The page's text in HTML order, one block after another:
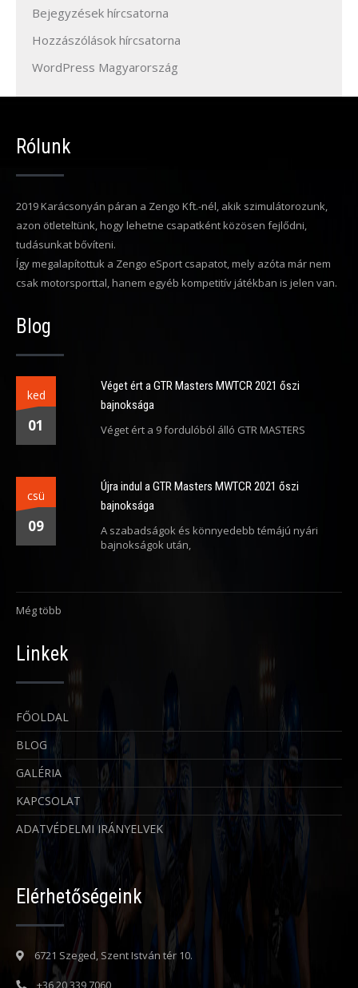
Bejegyzések hírcsatorna
Hozzászólások hírcsatorna
WordPress Magyarország
Rólunk
2019 Karácsonyán páran a Zengo Kft.-nél, akik szimulátorozunk,
azon ötleteltünk, hogy lehetne csapatként közösen fejlődni,
tudásunkat bővíteni.
Így megalapítottuk a Zengo eSport csapatot, mely azóta már nem
csak motorsporttal, hanem egyéb kompetitív játékban is jelen van.
Blog
ked
01
Véget ért a GTR Masters MWTCR 2021 őszi
bajnoksága
Véget ért a 9 fordulóból álló GTR MASTERS
csü
09
Újra indul a GTR Masters MWTCR 2021 őszi
bajnoksága
A szabadságok és könnyedebb témájú nyári
bajnokságok után,
Még több
Linkek
FŐOLDAL
BLOG
GALÉRIA
KAPCSOLAT
ADATVÉDELMI IRÁNYELVEK
Elérhetőségeink
6721 Szeged, Szent István tér 10.
+36 20 339 7060